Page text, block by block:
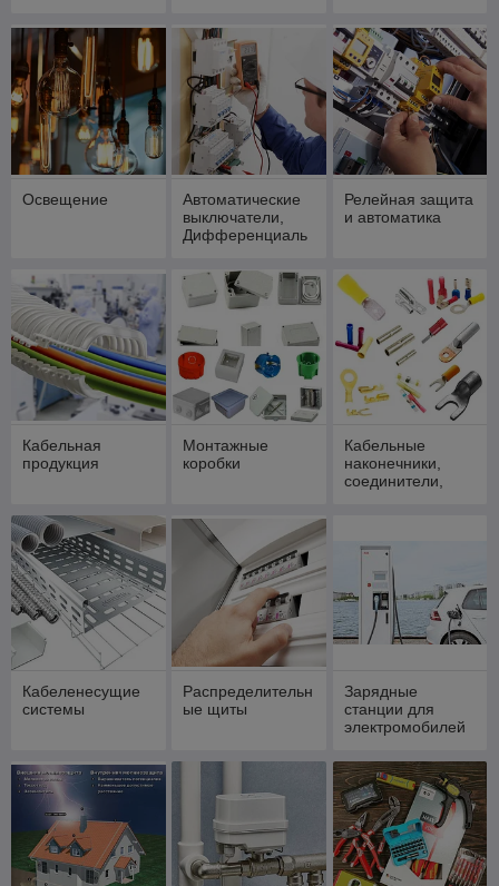
Освещение
Автоматические
выключатели,
Дифференциаль
УЗО.
Релейная защита
и автоматика
Кабельная
продукция
Монтажные
коробки
Кабельные
наконечники,
соединители,
Кабеленесущие
системы
Распределительн
ые щиты
Зарядные
станции для
электромобилей